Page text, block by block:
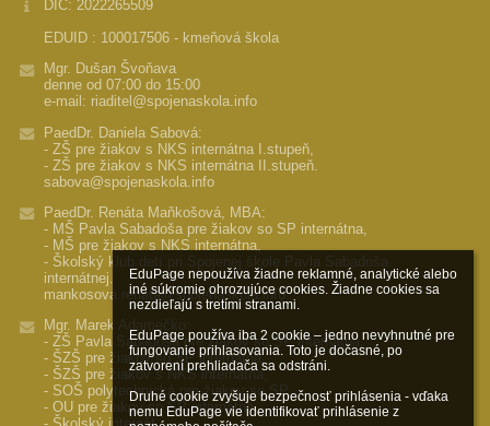
EduPage nepoužíva žiadne reklamné, analytické alebo
iné súkromie ohrozujúce cookies. Žiadne cookies sa
nezdieľajú s tretími stranami.
EduPage používa iba 2 cookie – jedno nevyhnutné pre
fungovanie prihlasovania. Toto je dočasné, po
zatvorení prehliadača sa odstráni.
Druhé cookie zvyšuje bezpečnosť prihlásenia - vďaka
nemu EduPage vie identifikovať prihlásenie z
DIČ: 2022265509
EDUID : 100017506 - kmeňová škola
Mgr. Dušan Švoňava
denne od 07:00 do 15:00
e-mail: riaditel@spojenaskola.info
PaedDr. Daniela Sabová:
- ZŠ pre žiakov s NKS internátna I.stupeň,
- ZŠ pre žiakov s NKS internátna II.stupeň.
sabova@spojenaskola.info
PaedDr. Renáta Maňkošová, MBA:
- MŠ Pavla Sabadoša pre žiakov so SP internátna,
- MŠ pre žiakov s NKS internátna,
- Školský klub detí pri Spojenej škole Pavla Sabadoša
internátnej.
mankosova.renata@spojenaskola.info
Mgr. Marek Adamečko:
- ZŠ Pavla Sabadoša pre žiakov so SP internátna,
- ŠZŠ pre žiakov so SP internátna,
- ŠZŠ pre žiakov s NKS internátna,
- SOŠ polytechnická pre žiakov so SP,
- OU pre žiakov so SP internátne,